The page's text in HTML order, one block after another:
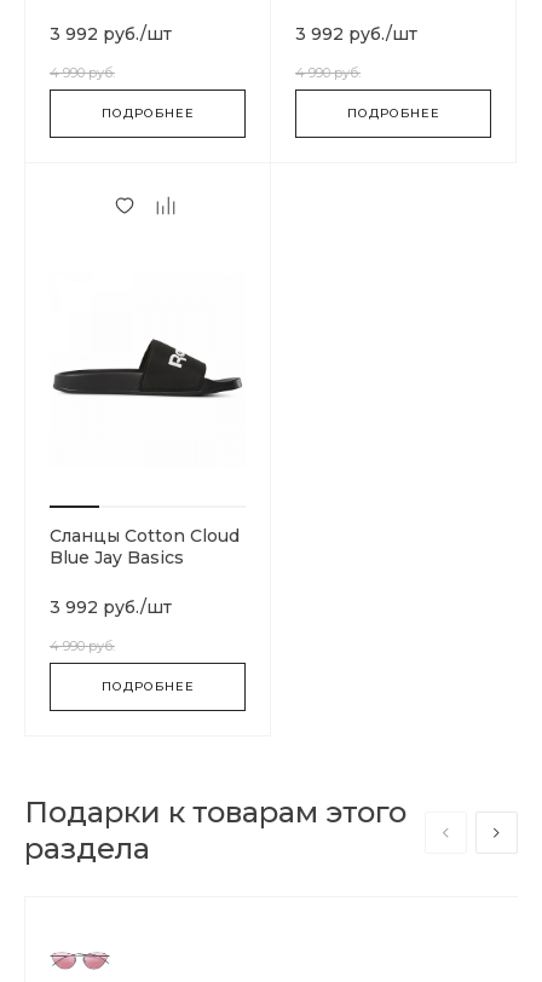
3 992 руб./шт
4 990 руб.
ПОДРОБНЕЕ
3 992 руб./шт
4 990 руб.
ПОДРОБНЕЕ
Сланцы Cotton Cloud
Blue Jay Basics
3 992 руб./шт
4 990 руб.
ПОДРОБНЕЕ
Подарки к товарам этого
раздела